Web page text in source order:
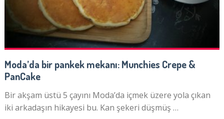
Moda’da bir pankek mekanı: Munchies Crepe &
PanCake
Bir akşam üstü 5 çayını Moda’da içmek üzere yola çıkan
iki arkadaşın hikayesi bu. Kan şekeri düşmüş …